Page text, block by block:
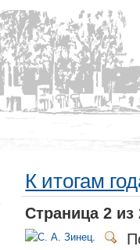
К итогам
Страница 2 из